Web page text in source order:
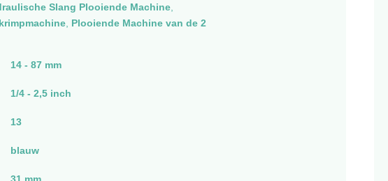
Slang Plooiende Machine,
, Plooiende Machine van de 2
14 - 87 mm
1/4 - 2,5 inch
13
blauw